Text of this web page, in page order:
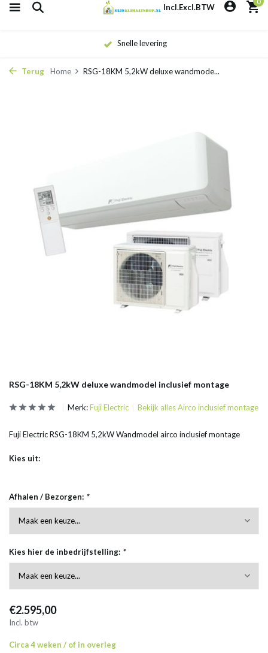
Incl.Excl.BTW
Snelle levering
Terug Home RSG-18KM 5,2kW deluxe wandmode...
RSG-18KM 5,2kW deluxe wandmodel inclusief montage
Merk:Fuji Electric Bekijk alles Airco inclusief montage
Fuji Electric RSG-18KM 5,2kW Wandmodel airco inclusief montage
Kies uit:
Afhalen / Bezorgen: *
Kies hier de inbedrijfstelling: *
€2.595,00
Incl. btw
Circa 4 weken / of in overleg